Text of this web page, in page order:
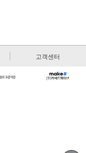
고객센터